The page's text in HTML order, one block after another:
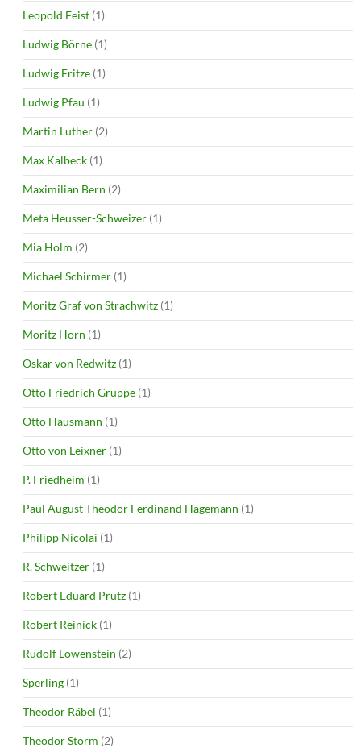
Leopold Feist (1)
Ludwig Börne (1)
Ludwig Fritze (1)
Ludwig Pfau (1)
Martin Luther (2)
Max Kalbeck (1)
Maximilian Bern (2)
Meta Heusser-Schweizer (1)
Mia Holm (2)
Michael Schirmer (1)
Moritz Graf von Strachwitz (1)
Moritz Horn (1)
Oskar von Redwitz (1)
Otto Friedrich Gruppe (1)
Otto Hausmann (1)
Otto von Leixner (1)
P. Friedheim (1)
Paul August Theodor Ferdinand Hagemann (1)
Philipp Nicolai (1)
R. Schweitzer (1)
Robert Eduard Prutz (1)
Robert Reinick (1)
Rudolf Löwenstein (2)
Sperling (1)
Theodor Räbel (1)
Theodor Storm (2)